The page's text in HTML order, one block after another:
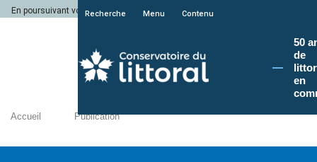
En poursuivant votre navigation sur le site du Conservatoire du littoral, vous
Recherche Menu Contenu
50
de
en
Accueil Publication